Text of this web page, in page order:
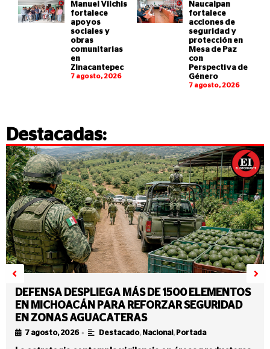
Manuel Vilchis
fortalece
apoyos
sociales y
obras
comunitarias
en
Zinacantepec
7 agosto, 2026
Naucalpan
fortalece
acciones de
seguridad y
protección en
Mesa de Paz
con
Perspectiva de
Género
7 agosto, 2026
Destacadas:
DEFENSA DESPLIEGA MÁS DE 1500 ELEMENTOS
EN MICHOACÁN PARA REFORZAR SEGURIDAD
EN ZONAS AGUACATERAS
7 agosto, 2026 • Destacado, Nacional , Portada